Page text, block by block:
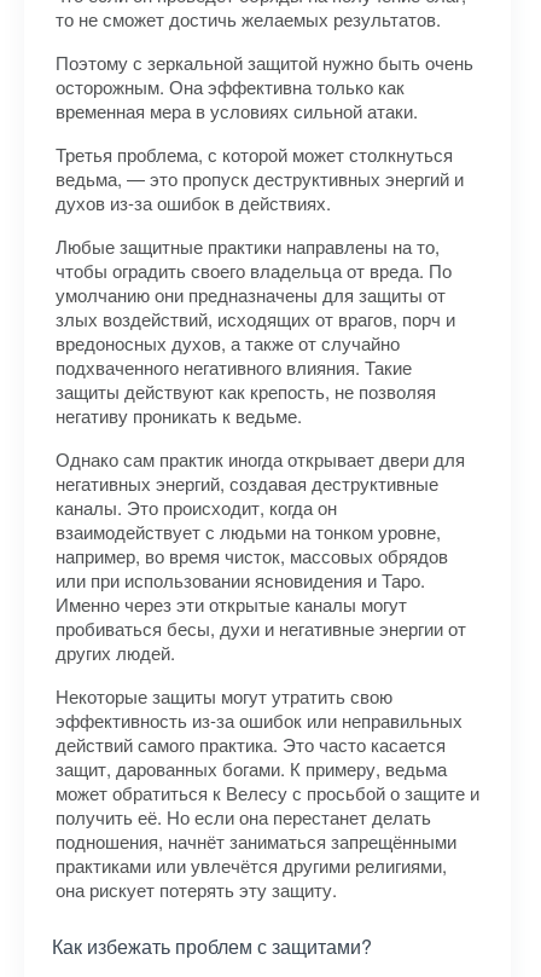
то не сможет достичь желаемых результатов.
Поэтому с зеркальной защитой нужно быть очень
осторожным. Она эффективна только как
временная мера в условиях сильной атаки.
Третья проблема, с которой может столкнуться
ведьма, — это пропуск деструктивных энергий и
духов из-за ошибок в действиях.
Любые защитные практики направлены на то,
чтобы оградить своего владельца от вреда. По
умолчанию они предназначены для защиты от
злых воздействий, исходящих от врагов, порч и
вредоносных духов, а также от случайно
подхваченного негативного влияния. Такие
защиты действуют как крепость, не позволяя
негативу проникать к ведьме.
Однако сам практик иногда открывает двери для
негативных энергий, создавая деструктивные
каналы. Это происходит, когда он
взаимодействует с людьми на тонком уровне,
например, во время чисток, массовых обрядов
или при использовании ясновидения и Таро.
Именно через эти открытые каналы могут
пробиваться бесы, духи и негативные энергии от
других людей.
Некоторые защиты могут утратить свою
эффективность из-за ошибок или неправильных
действий самого практика. Это часто касается
защит, дарованных богами. К примеру, ведьма
может обратиться к Велесу с просьбой о защите и
получить её. Но если она перестанет делать
подношения, начнёт заниматься запрещёнными
практиками или увлечётся другими религиями,
она рискует потерять эту защиту.
Как избежать проблем с защитами?